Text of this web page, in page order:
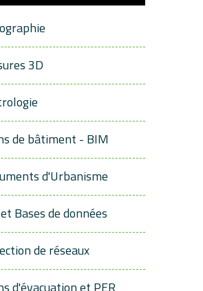
3D
de bâtiment - BIM
d'Urbanisme
Bases de données
de réseaux
d'évacuation et PER